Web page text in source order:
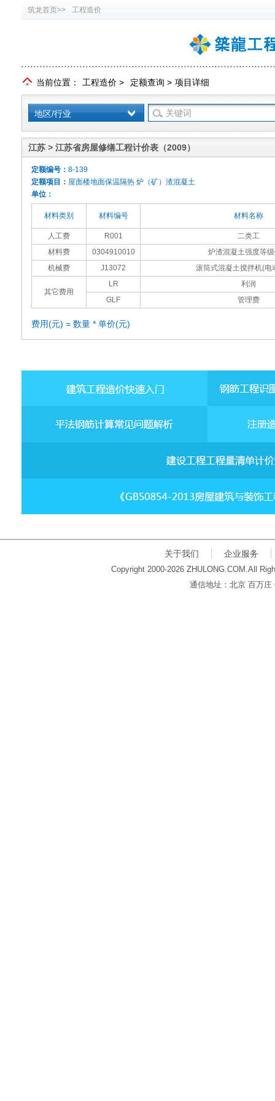
筑龙首页>> 工程造价
当前位置： 工程造价 > 定额查询 > 项目详细
地区/行业
江苏 > 江苏省房屋修缮工程计价表（2009）
定额编号： 8-139
定额项目： 屋面楼地面保温隔热 炉（矿）渣混凝土
单位：
材料类别 材料编号 材料名称
人工费 R001
二类工
材料费
0304910010
炉渣混凝土强度等
机械费
J13072 滚筒式混凝土搅拌机(电
其它费用
LR
利润
GLF
管理费
费用(元) = 数量 * 单价(元)
关于我们 企业服务
Copyright 2000-2026 ZHULONG.COM.All
通信地址：北京 百万